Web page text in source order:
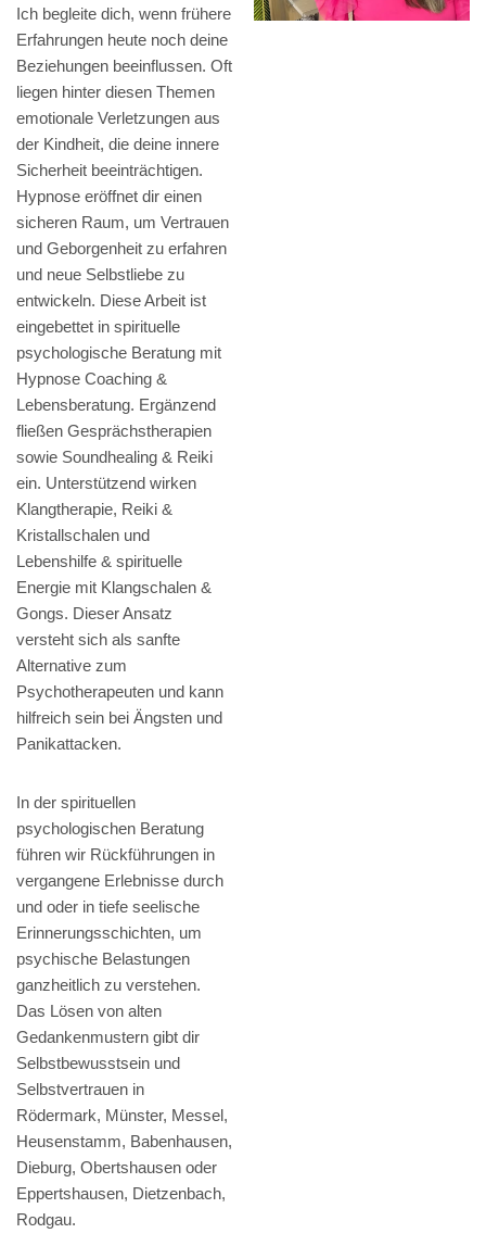
Ich begleite dich, wenn frühere
Erfahrungen heute noch deine
Beziehungen beeinflussen. Oft
liegen hinter diesen Themen
emotionale Verletzungen aus
der Kindheit, die deine innere
Sicherheit beeinträchtigen.
Hypnose eröffnet dir einen
sicheren Raum, um Vertrauen
und Geborgenheit zu erfahren
und neue Selbstliebe zu
entwickeln. Diese Arbeit ist
eingebettet in spirituelle
psychologische Beratung mit
Hypnose Coaching &
Lebensberatung. Ergänzend
fließen Gesprächstherapien
sowie Soundhealing & Reiki
ein. Unterstützend wirken
Klangtherapie, Reiki &
Kristallschalen und
Lebenshilfe & spirituelle
Energie mit Klangschalen &
Gongs. Dieser Ansatz
versteht sich als sanfte
Alternative zum
Psychotherapeuten und kann
hilfreich sein bei Ängsten und
Panikattacken.
In der spirituellen
psychologischen Beratung
führen wir Rückführungen in
vergangene Erlebnisse durch
und oder in tiefe seelische
Erinnerungsschichten, um
psychische Belastungen
ganzheitlich zu verstehen.
Das Lösen von alten
Gedankenmustern gibt dir
Selbstbewusstsein und
Selbstvertrauen in
Rödermark, Münster, Messel,
Heusenstamm, Babenhausen,
Dieburg, Obertshausen oder
Eppertshausen, Dietzenbach,
Rodgau.